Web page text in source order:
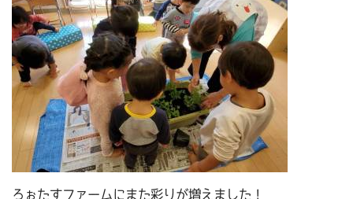
ろぉたすファームにまた彩りが増えました！